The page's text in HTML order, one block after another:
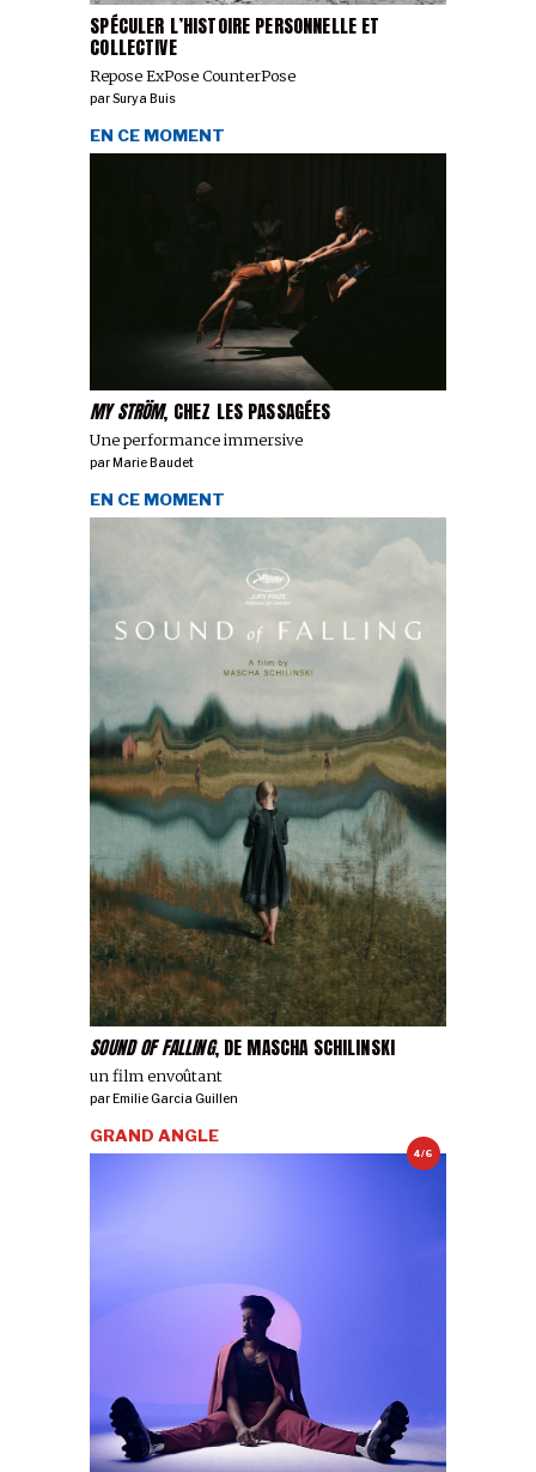
SPÉCULER L’HISTOIRE PERSONNELLE ET
COLLECTIVE
Repose ExPose CounterPose
parSurya Buis
MY STRÖM, CHEZ LES PASSAGÉES
Une performance immersive
EN CE MOMENT
par Marie Baudet
SOUND OF FALLING, DE MASCHA SCHILINSKI
un film envoûtant
EN CE MOMENT
par Emilie Garcia Guillen
4/6
GRAND ANGLE